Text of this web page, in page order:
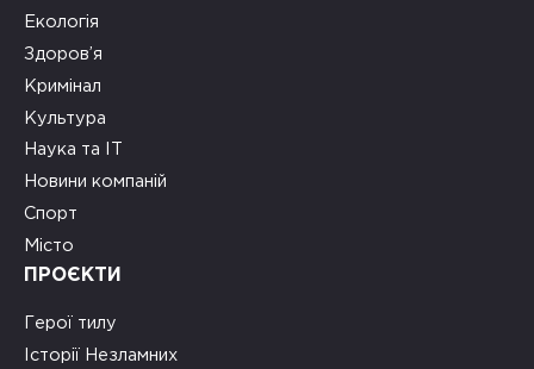
Екологія
Здоров’я
Кримінал
Культура
Наука та ІТ
Новини компаній
Спорт
Місто
ПРОЄКТИ
Герої тилу
Історії Незламних